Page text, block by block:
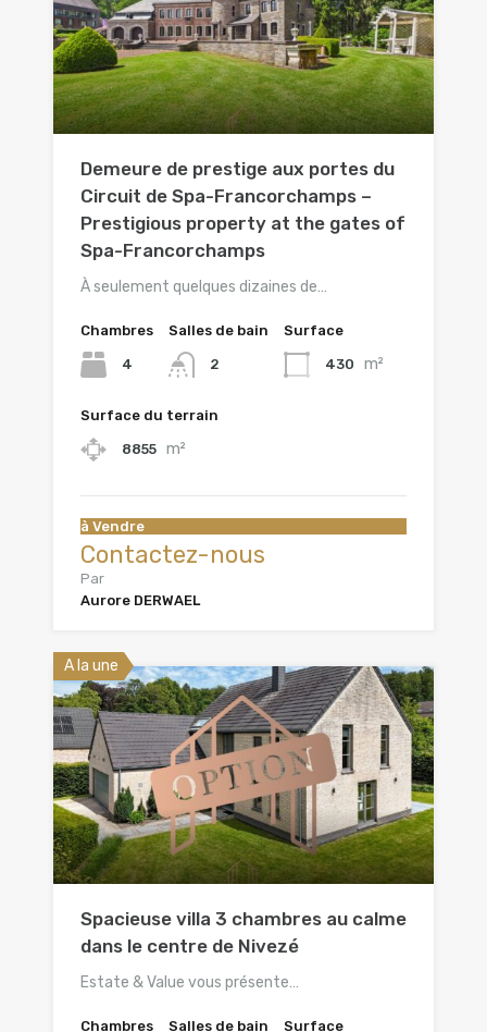
Demeure de prestige aux portes du
Circuit de Spa-Francorchamps –
Prestigious property at the gates of
Spa-Francorchamps
À seulement quelques dizaines de…
Chambres
4
Salles de bain
2
Surface
430 m²
Surface du terrain
8855 m²
à Vendre
Contactez-nous
Par
Aurore DERWAEL
A la une
Spacieuse villa 3 chambres au calme
dans le centre de Nivezé
Estate & Value vous présente…
Chambres Salles de bain Surface